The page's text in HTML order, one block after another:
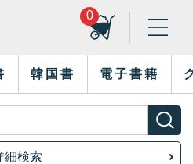
0
韓国書 電子書籍
細検索